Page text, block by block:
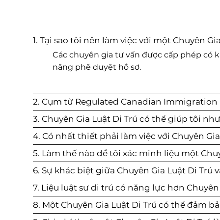
- Tuyển Dụng Lao Động Nước
Giấy Phép với CNESST
l'Équité, de la Santé et de la
những lời khuyên chiến lược
viên di trú kinh doanh, tạo điều
cách tối ưu khoản đầu tư kinh
những hiểu biết sâu sắc về sự
hóa và thương mại, giúp nâng
vụ tư vấn của ông. Sự tận tâm
khách hàng được củng cố bởi sự
ông về đặc thù của từng thị
năng kết nối khách hàng tới các
lực quan trọng.
Dù là đáp ứng các yêu cầu tuân
1. Tại sao tôi nên làm việc với một Chuyên
Các chuyên gia tư vấn được cấp phép
năng phê duyệt hồ sơ.
2. Cụm từ Regulated Canadian Immigration
3. Chuyên Gia Luật Di Trú có thể giúp tôi
4. Có nhất thiết phải làm việc với Chuyên
5. Làm thế nào để tôi xác minh liệu một
6. Sự khác biệt giữa Chuyên Gia Luật Di Trú
7. Liệu luật sư di trú có năng lực hơn
8. Một Chuyên Gia Luật Di Trú có thể đảm